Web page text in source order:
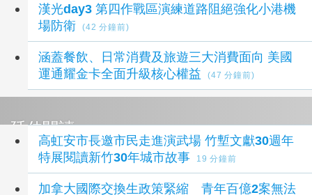
漢光day3 第四作戰區演練道路阻絕強化小港機
場防衛
(42 分鐘前)
涵蓋餐飲、日常消費及旅遊三大消費面向 美國
運通耀金卡全面升級核心權益
(47 分鐘前)
延伸閱讀
高虹安市長邀市民走進演武場 竹塹文獻30週年
特展閱讀新竹30年城市故事
19 分鐘前
加拿大國際交換生政策緊縮 青年百億2案無法